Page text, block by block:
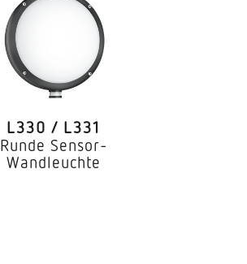
L330 / L331
Runde Sensor-
Wandleuchte